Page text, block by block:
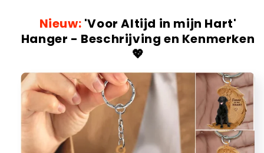
Nieuw: 'Voor Altijd in mijn Hart'
Hanger - Beschrijving en Kenmerken
💖